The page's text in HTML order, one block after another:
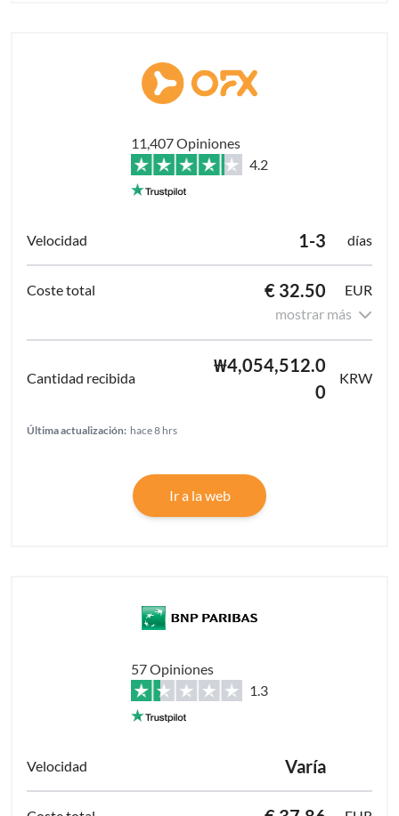
11,407 Opiniones
4.2
1-3 días
€ 32.50
EUR
mostrar más
₩4,054,512.0
0
KRW
Última actualización: hace 8 hrs
Ir a la web
57 Opiniones
1.3
Varía